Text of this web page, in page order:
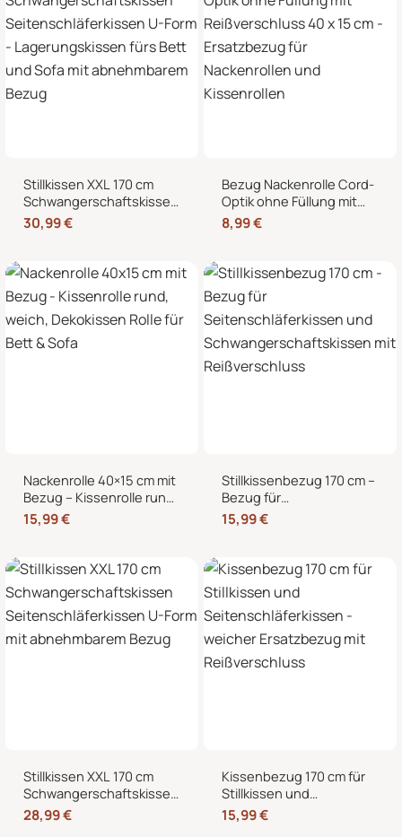
Stillkissen XXL 170 cm
Schwangerschaftskissen
Seitenschläferkissen U-
Form – Lagerungskissen
abnehmbarem Bezug
30,99€
Bezug Nackenrolle Cord-
Optik ohne Füllung mit
Reißverschluss 40 x 15
cm – Ersatzbezug für
Kissenrollen
8,99€
Nackenrolle 40×15 cm mit
Bezug – Kissenrolle rund,
weich, Dekokissen Rolle
für Bett & Sofa
15,99€
Stillkissenbezug 170 cm –
Bezug für
Seitenschläferkissen und
Schwangerschaftskissen
15,99€
Stillkissen XXL 170 cm
Schwangerschaftskissen
Seitenschläferkissen U-
Form mit abnehmbarem
28,99€
Kissenbezug 170 cm für
Stillkissen und
Seitenschläferkissen –
weicher Ersatzbezug mit
15,99€